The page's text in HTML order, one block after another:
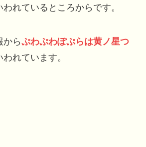
れているところからです。
からぷわぷわぽぷらは黄ノ星つ
われています。